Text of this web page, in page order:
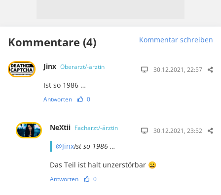
Kommentare (4) Kommentar schreiben
Jinx Oberarzt/-ärztin 30.12.2021, 22:57
Ist so 1986 …
Antworten 0
NeXtii Facharzt/-ärztin 30.12.2021, 23:52
@JinxIst so 1986 …
Das Teil ist halt unzerstörbar 😀
Antworten 0